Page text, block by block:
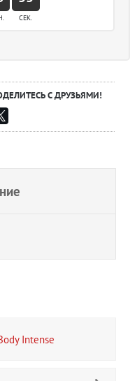
СЕК.
С ДРУЗЬЯМИ!
Intense